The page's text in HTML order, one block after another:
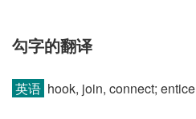
勾字的翻译
英语 hook, join, connect; entice